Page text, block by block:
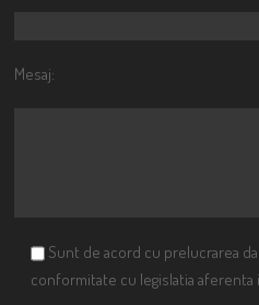
Mesaj:
Sunt de acord cu prelucrarea
conformitate cu legislatia aferenta